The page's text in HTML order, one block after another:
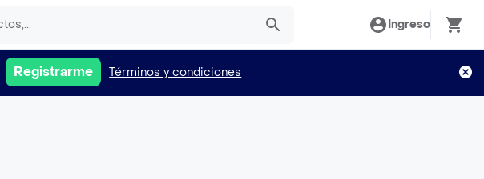
Ingreso
Registrarme Términos y condiciones